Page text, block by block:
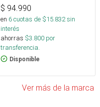
$ 94.990
en 6cuotas de $15.832sin
interés
ahorras $3.800 por
transferencia.
Disponible
Ver más de la marca